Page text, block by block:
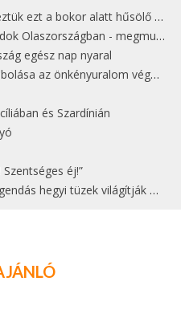
bokor alatt hűsölő cicát Kisorosziban
- megmutatjuk a 15 legjobbat
egész nap nyaral
az önkényuralom végét jelentette
és Szardínián
éj!”
tüzek világítják meg Zugspitzét